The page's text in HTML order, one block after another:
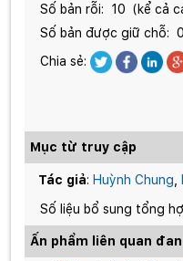
Số bản rỗi:
10 (kể cả
Số bản được giữ chỗ: 0
Chia sẻ:
Mục từ truy cập
Tác giả: Huỳnh Chung
Số liệu bổ sung tổng
Ấn phẩm liên quan